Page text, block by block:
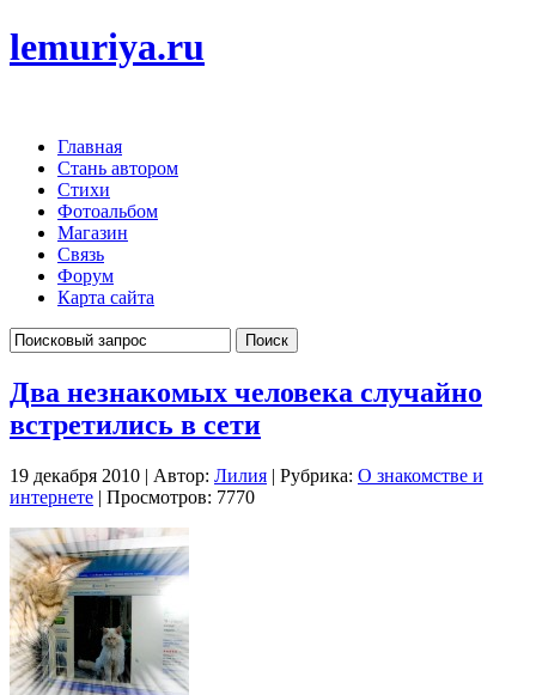
lemuriya.ru
Главная
Стань автором
Стихи
Фотоальбом
Магазин
Связь
Форум
Карта сайта
Два незнакомых человека случайно
встретились в сети
19 декабря 2010 | Автор: Лилия | Рубрика: О знакомстве и
интернете | Просмотров: 7770